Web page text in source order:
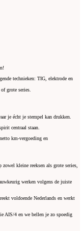
technieken: TIG, elektrode en
grote series.
je écht je stempel kan drukken.
centraal staan.
km-vergoeding en
kleine reeksen als grote series,
werken volgens de juiste
voldoende Nederlands en werkt
AIS/4 en we bellen je zo spoedig